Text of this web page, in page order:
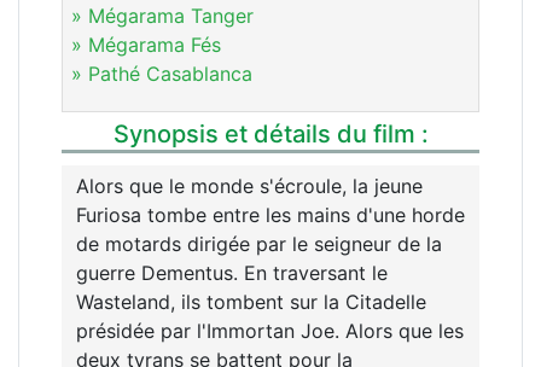
» Mégarama Tanger
» Mégarama Fés
» Pathé Casablanca
Synopsis et détails du film :
Alors que le monde s'écroule, la jeune
Furiosa tombe entre les mains d'une horde
de motards dirigée par le seigneur de la
guerre Dementus. En traversant le
Wasteland, ils tombent sur la Citadelle
présidée par l'Immortan Joe. Alors que les
deux tyrans se battent pour la